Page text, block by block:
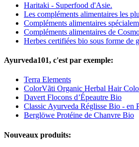
Haritaki - Superfood d'Asie.
Les compléments alimentaires les
Compléments alimentaires
Compléments alimentaires de
Herbes certifiées bio sous forme de
Ayurveda101, c'est par exemple:
Terra Elements
ColorVãti Organic Herbal Hair
Davert Flocons d’Épeautre Bio
Classic Ayurveda Réglisse Bio - en
Berglöwe Protéine de Chanvre Bio
Nouveaux produits: